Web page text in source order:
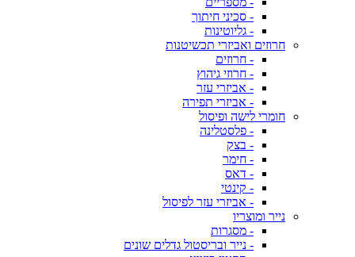
- סכיני חיתוך
- גליוטינות
חרוזים ואביזרי תכשיטנות
- חרוזים
- חרוזי גיהוץ
- אביזרי עזר
- אביזרי תפירה
חומרי לישה ופיסול
- פלסטלינה
- בצק
- חימר
- דאס
- קינטי
- אביזרי עזר לפיסול
נייר ומוצריו
- מסגרות
- נייר ובריסטול גדלים שונים